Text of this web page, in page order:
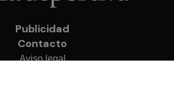
Publicidad
Contacto
Aviso legal